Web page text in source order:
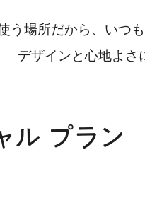
う場所だから、いつ
デザインと心地よさ